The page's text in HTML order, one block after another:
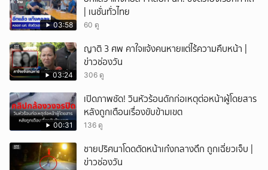
03:58
| เนชั่นทั่วไทย
60 ดู
03:24
ญาติ 3 ศพ คาใจแจ้งคนหายแต่ไร้ความคืบหน้า |
ข่าวช่องวัน
306 ดู
00:31
เปิดภาพชัด! วินหัวร้อนดักก่อเหตุต่อหน้าผู้โดยสาร
หลังถูกเตือนเรื่องขับข้ามเขต
136 ดู
ชายปริศนาโดดตัดหน้าเก๋งกลางดึก ถูกเฉี่ยวเจ็บ |
ข่าวช่องวัน
ยกเลิก